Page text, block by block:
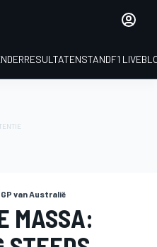
RESULTATENSTANDF1
GP van Australië
MASSA: